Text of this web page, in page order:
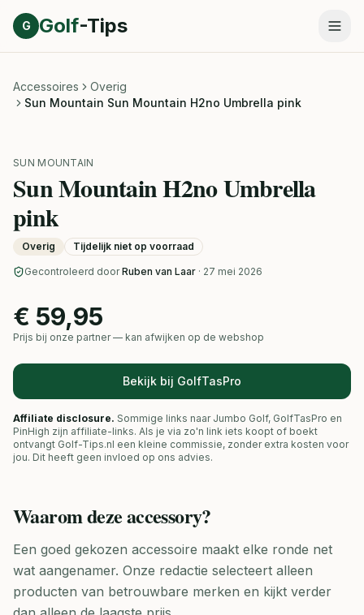
Direct naar inhoud
G Golf-Tips
Accessoires
Overig
Sun Mountain Sun Mountain H2no Umbrella pink
SUN MOUNTAIN
Sun Mountain H2no Umbrella
pink
Overig Tijdelijk niet op voorraad
Gecontroleerd door Ruben van Laar · 27 mei 2026
€ 59,95
Prijs bij onze partner — kan afwijken op de webshop
Bekijk bij GolfTasPro
Affiliate disclosure. Sommige links naar Jumbo Golf, GolfTasPro en
PinHigh zijn affiliate-links. Als je via zo'n link iets koopt of boekt
ontvangt Golf-Tips.nl een kleine commissie, zonder extra kosten voor
jou. Dit heeft geen invloed op ons advies.
Waarom dezeaccessory?
Een goed gekozen accessoire maakt elke ronde net
wat aangenamer. Onze redactie selecteert alleen
producten van betrouwbare merken en kijkt verder